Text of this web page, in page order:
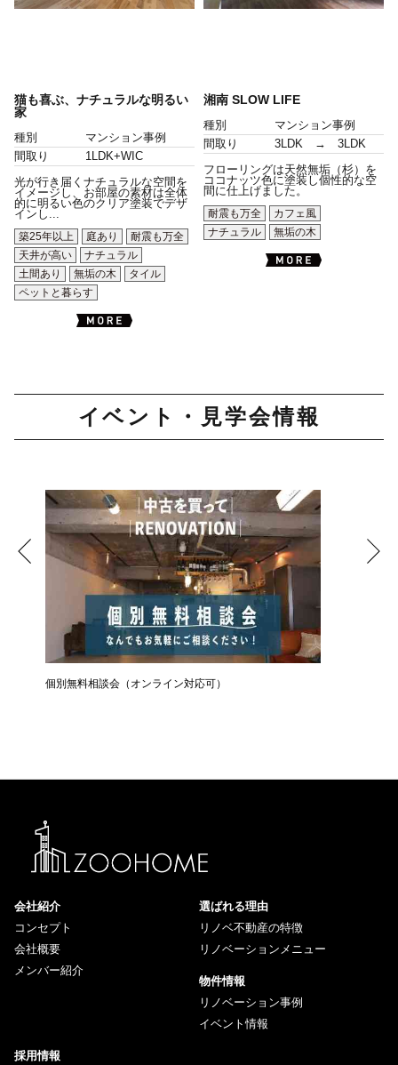
猫も喜ぶ、ナチュラルな明るい
家
種別
マンション事例
間取り
1LDK+WIC
光が行き届くナチュラルな空間を
イメージし、お部屋の素材は全体
的に明るい色のクリア塗装でデザ
インし...
築25年以上
庭あり
耐震も万全
天井が高い
ナチュラル
土間あり
無垢の木
タイル
ペットと暮らす
湘南 SLOW LIFE
種別
マンション事例
間取り
3LDK → 3LDK
フローリングは天然無垢（杉）を
ココナッツ色に塗装し個性的な空
間に仕上げました。
耐震も万全
カフェ風
ナチュラル
無垢の木
イベント・見学会情報
個別無料相談会（オンライン対応可）
会社紹介
コンセプト
会社概要
メンバー紹介
選ばれる理由
リノベ不動産の特徴
リノベーションメニュー
物件情報
リノベーション事例
イベント情報
採用情報